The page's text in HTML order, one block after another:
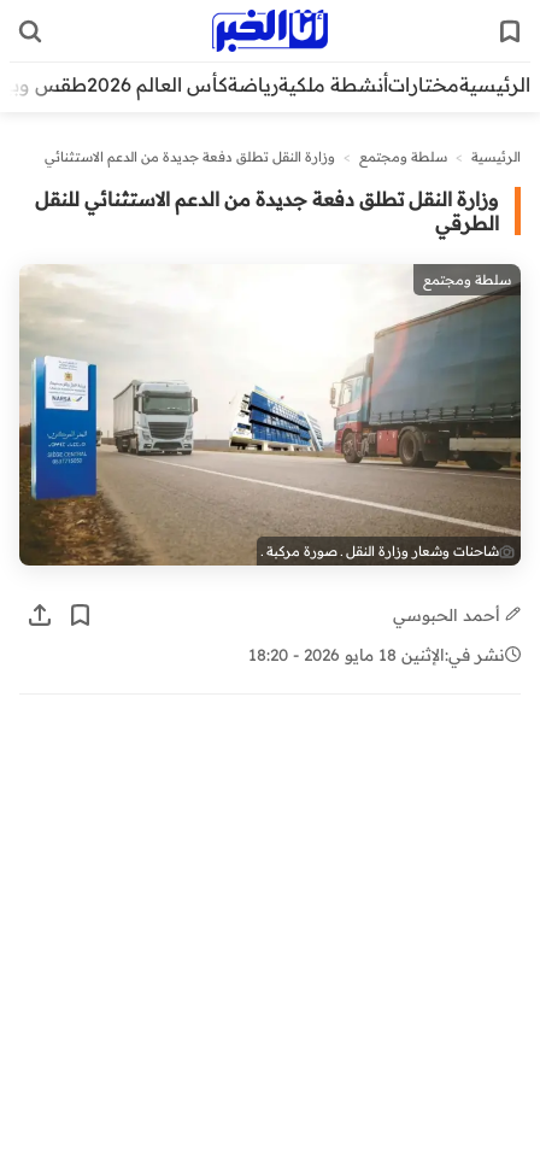
الرئيسيةمختاراتأنشطة ملكيةرياضةكأس العالم 2026 طقس
الرئيسية > سلطة ومجتمع >
وزارة النقل تطلق دفعة جديدة من الدعم الاستثنائي
وزارة النقل تطلق دفعة جديدة من الدعم الاستثنائي للنقل
الطرقي
سلطة ومجتمع
شاحنات وشعار وزارة النقل ـ صورة مركبة ـ
أحمد الحبوسي
نشر في:الإثنين 18 مايو 2026 - 18:20